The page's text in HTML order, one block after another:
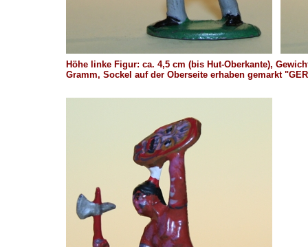
Höhe linke Figur: ca. 4,5 cm (bis Hut-Oberkante),
Gramm, Sockel auf der Oberseite erhaben gemarkt